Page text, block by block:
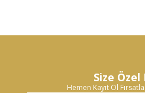
Size
Hemen Kayıt Ol